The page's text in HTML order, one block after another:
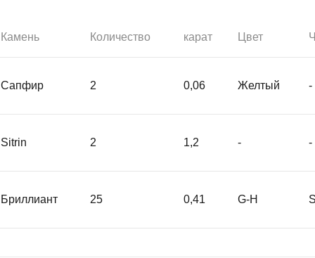
Камень Количество карат Цвет
Сапфир 2 0,06 Желтый -
Sitrin 2 1,2 - -
Бриллиант 25 0,41 G-H